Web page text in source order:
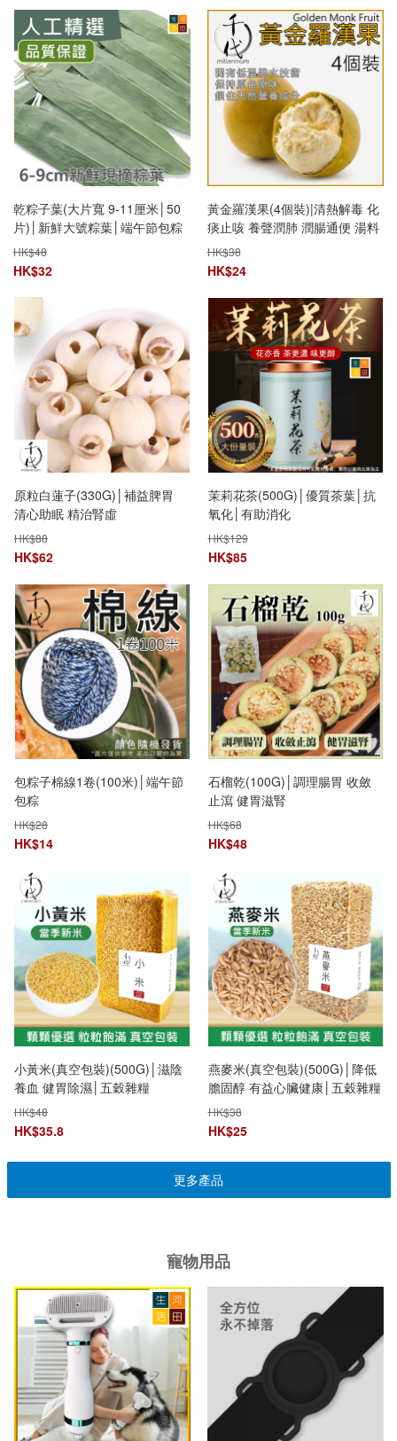
乾粽子葉(大片寬 9-11厘米│50
片)│新鮮大號粽葉│端午節包粽
子│乾粽葉│家用粽葉
HK$48
HK$32
黃金羅漢果(4個裝)|清熱解毒 化
痰止咳 養聲潤肺 潤腸通便 湯料
沖茶
HK$38
HK$24
原粒白蓮子(330G)│補益脾胃
清心助眠 精治腎虛
HK$88
HK$62
茉莉花茶(500G)│優質茶葉│抗
氧化│有助消化
HK$129
HK$85
包粽子棉線1卷(100米)│端午節
包粽
HK$28
HK$14
石榴乾(100G)│調理腸胃 收斂
止瀉 健胃滋腎
HK$68
HK$48
小黃米(真空包裝)(500G)│滋陰
養血 健胃除濕│五穀雜糧
HK$48
HK$35.8
燕麥米(真空包裝)(500G)│降低
膽固醇 有益心臟健康│五穀雜糧
HK$38
HK$25
更多產品
寵物用品